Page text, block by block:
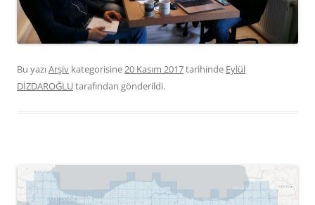
Bu yazıArşiv kategorisine20 Kasım 2017tarihinde Eylül
DİZDAROĞLUtarafından gönderildi.